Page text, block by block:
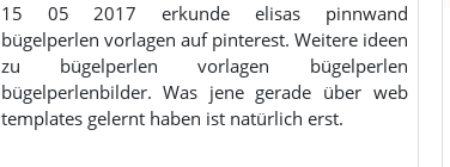
15 05 2017 erkunde elisas pinnwand
bügelperlen vorlagen auf pinterest. Weitere ideen
zu bügelperlen vorlagen bügelperlen
bügelperlenbilder. Was jene gerade über web
templates gelernt haben ist natürlich erst.